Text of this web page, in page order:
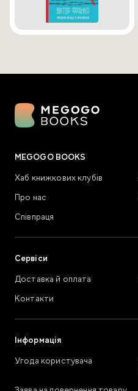
MEGOGO BOOKS
Хаб книжкових клубів
Про нас
Співпраця
Сервіси
Доставка й оплата
Контакти
Інформація
Угода користувача